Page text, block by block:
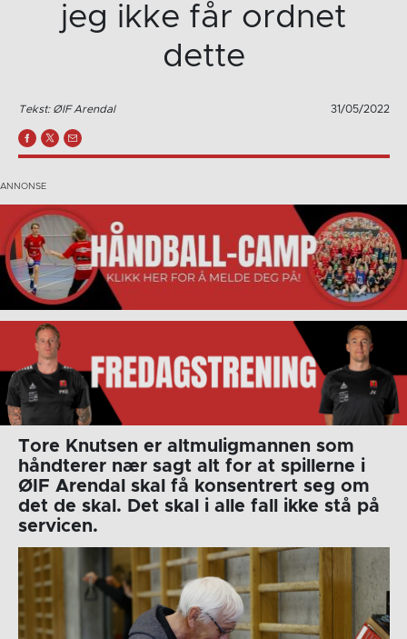
jeg ikke får ordnet
dette
Tekst: ØIF Arendal 31/05/2022
Tore Knutsen er altmuligmannen som
håndterer nær sagt alt for at spillerne i
ØIF Arendal skal få konsentrert seg om
det de skal. Det skal i alle fall ikke stå på
servicen.